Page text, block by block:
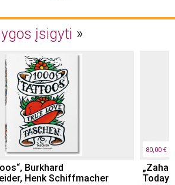
įsigyti
Burkhard
Henk Schiffmacher
80,00 €
„Zaha
Today.